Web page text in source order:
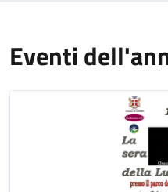
Eventi